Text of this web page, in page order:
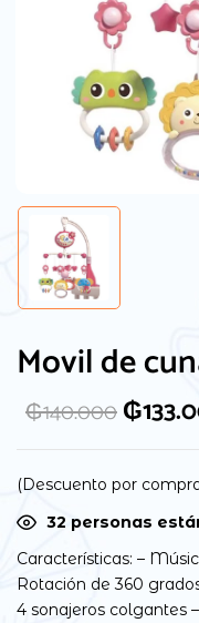
Movil de
₲140.000₲
(Descuento por
32 personas
Características: –
Rotación de 360
4 sonajeros colgantes